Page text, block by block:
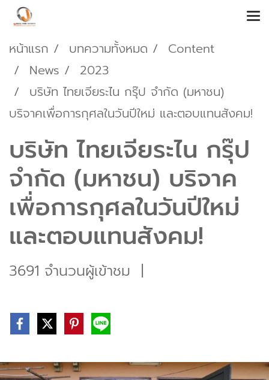
หน้าแรก บทความทั้งหมด
Content
News
2023
บริษัท ไทยเจียระไน กรุ๊ป จำกัด (มหาชน)
บริจาคเพื่อการกุศลในวันปีใหม่ และตอบแทนสังคม!
บริษัท ไทยเจียระไน กรุ๊ป
จำกัด (มหาชน) บริจาค
เพื่อการกุศลในวันปีใหม่
และตอบแทนสังคม!
3691 จำนวนผู้เข้าชม |